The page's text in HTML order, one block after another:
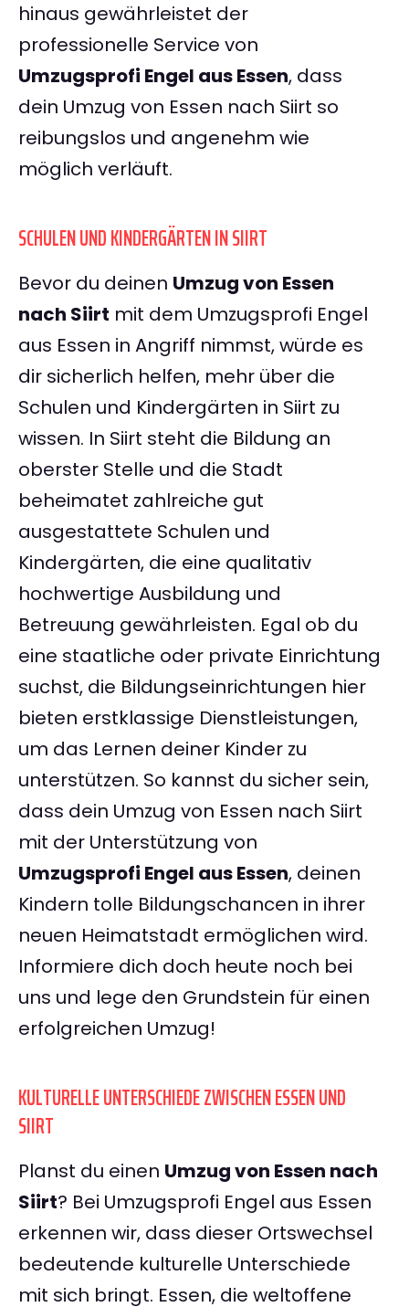
hinaus gewährleistet der
professionelle Service von
Umzugsprofi Engel aus Essen, dass
dein Umzug von Essen nach Siirt so
reibungslos und angenehm wie
möglich verläuft.
SCHULEN UND KINDERGÄRTEN IN SIIRT
Bevor du deinen Umzug von Essen
nach Siirt mit dem Umzugsprofi Engel
aus Essen in Angriff nimmst, würde es
dir sicherlich helfen, mehr über die
Schulen und Kindergärten in Siirt zu
wissen. In Siirt steht die Bildung an
oberster Stelle und die Stadt
beheimatet zahlreiche gut
ausgestattete Schulen und
Kindergärten, die eine qualitativ
hochwertige Ausbildung und
Betreuung gewährleisten. Egal ob du
eine staatliche oder private Einrichtung
suchst, die Bildungseinrichtungen hier
bieten erstklassige Dienstleistungen,
um das Lernen deiner Kinder zu
unterstützen. So kannst du sicher sein,
dass dein Umzug von Essen nach Siirt
mit der Unterstützung von
Umzugsprofi Engel aus Essen, deinen
Kindern tolle Bildungschancen in ihrer
neuen Heimatstadt ermöglichen wird.
Informiere dich doch heute noch bei
uns und lege den Grundstein für einen
erfolgreichen Umzug!
KULTURELLE UNTERSCHIEDE ZWISCHEN ESSEN UND
SIIRT
Planst du einen Umzug von Essen nach
Siirt? Bei Umzugsprofi Engel aus Essen
erkennen wir, dass dieser Ortswechsel
bedeutende kulturelle Unterschiede
mit sich bringt. Essen, die weltoffene